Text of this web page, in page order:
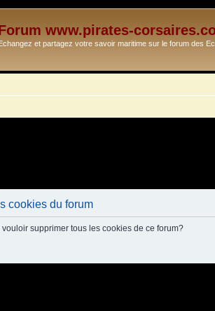
www.pirates-
et partagez votre savoir maritime sur le forum des
cookies du forum
vouloir supprimer tous les cookies de ce forum?